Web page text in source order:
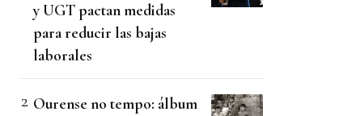
y UGT pactan medidas
para reducir las bajas
laborales
Ourense no tempo: álbum